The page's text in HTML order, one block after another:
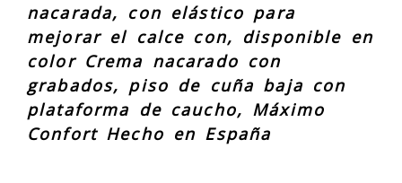
nacarada, con elástico para
mejorar el calce con, disponible en
color Crema nacarado con
grabados, piso de cuña baja con
plataforma de caucho, Máximo
Confort Hecho en España